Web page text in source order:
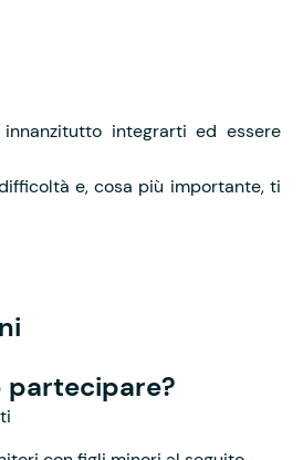
innanzitutto integrarti ed essere
e, cosa più importante, ti
partecipare?